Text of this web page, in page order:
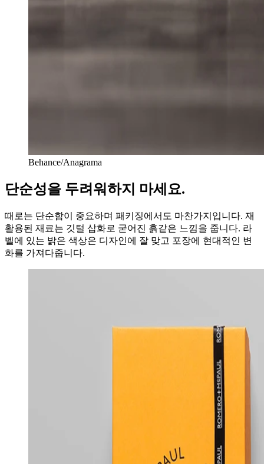
Behance/Anagrama
단순성을 두려워하지 마세요.
때로는 단순함이 중요하며 패키징에서도 마찬가지입니다. 재
활용된 재료는 깃털 삽화로 굳어진 흙같은 느낌을 줍니다. 라
벨에 있는 밝은 색상은 디자인에 잘 맞고 포장에 현대적인 변
화를 가져다줍니다.